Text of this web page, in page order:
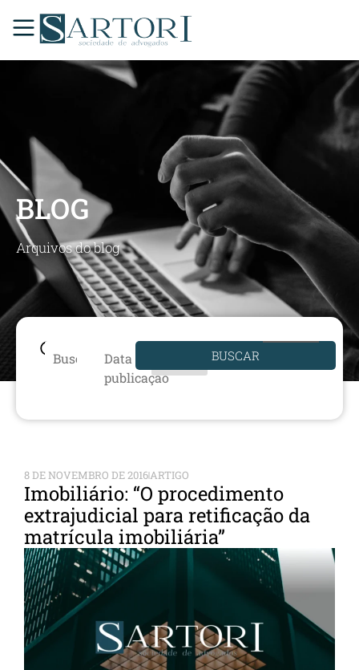
BLOG
Arquivos do blog
Data de
publicação
BUSCAR
8 DE NOVEMBRO DE 2016ARTIGO
Imobiliário: “O procedimento
extrajudicial para retificação da
matrícula imobiliária”